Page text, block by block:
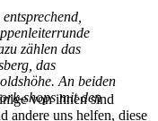
zählen das
das
An beiden
shops mit den
von ihnen sind
andere uns helfen, diese